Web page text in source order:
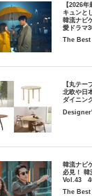
【2026年
キュンと
韓流ナビ
愛ドラマ
The
【丸テー
北欧や日
ダイニン
韓流ナビ
必見！ 韓
Vol.43
The